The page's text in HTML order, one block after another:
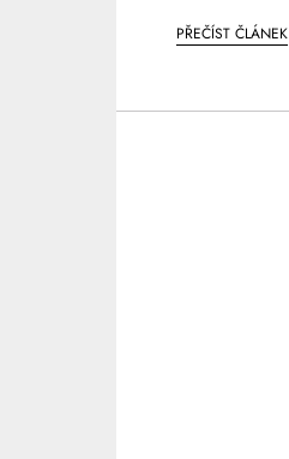
PŘEČÍST ČLÁNEK